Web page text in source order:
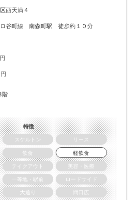
西天満４
ロ谷町線 南森町駅 徒歩約１０分
階
特徴
スケルトン
リース
飲食
軽飲食
テイクアウト
美容・医療
一等地・駅前
ロードサイド
大通り
間口広